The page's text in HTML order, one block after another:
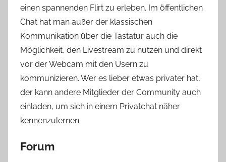
einen spannenden Flirt zu erleben. Im öffentlichen
Chat hat man außer der klassischen
Kommunikation über die Tastatur auch die
Möglichkeit, den Livestream zu nutzen und direkt
vor der Webcam mit den Usern zu
kommunizieren. Wer es lieber etwas privater hat,
der kann andere Mitglieder der Community auch
einladen, um sich in einem Privatchat näher
kennenzulernen.
Forum